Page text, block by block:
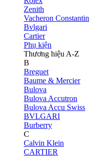
Zenith
Vacheron Constantin
Bvlgari
Cartier
Phụ kiện
Thương hiệu A-Z
B
Breguet
Baume & Mercier
Bulova
Bulova Accutron
Bulova Accu Swiss
BVLGARI
Burberry
C
Calvin Klein
CARTIER